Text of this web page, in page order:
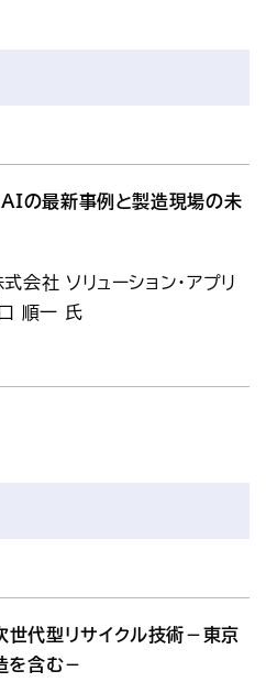
の最新事例と製造現場の未
会社 ソリューション・アプリ
口 順一 氏
代型リサイクル技術－東京
含む－